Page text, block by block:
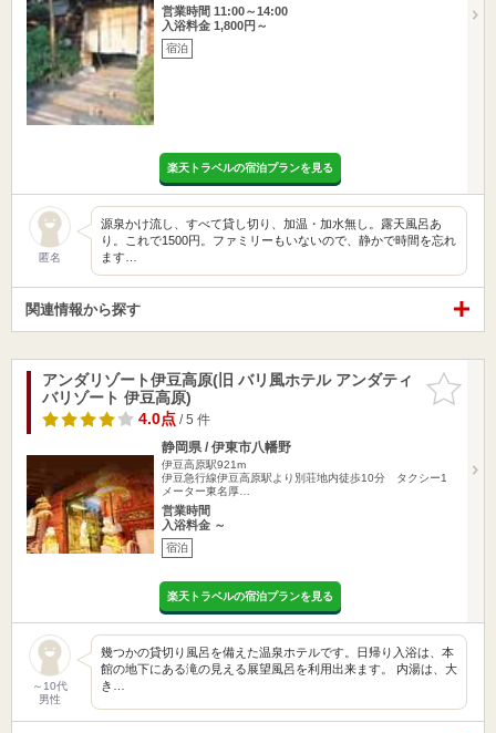
営業時間 11:00～14:00
入浴料金 1,800円～
宿泊
楽天トラベルの宿泊プランを見る
匿名
源泉かけ流し、すべて貸し切り、加温・加水無し。露天風呂あ
り。これで1500円。ファミリーもいないので、静かで時間を忘れ
ます…
関連情報から探す
お気に入
りに追加
アンダリゾート伊豆高原(旧 バリ風ホテル アンダティ
バリゾート 伊豆高原)
4.0点/ 5 件
静岡県 / 伊東市八幡野
伊豆高原駅921m
伊豆急行線伊豆高原駅より別荘地内徒歩10分 タクシー1
メーター東名厚…
営業時間
入浴料金 ～
宿泊
楽天トラベルの宿泊プランを見る
～10代
男性
幾つかの貸切り風呂を備えた温泉ホテルです。日帰り入浴は、本
館の地下にある滝の見える展望風呂を利用出来ます。 内湯は、大
き…